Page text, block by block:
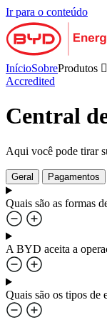
Ir para o conteúdo
InícioSobreProdutos
Accredited
Central
Aqui você pode tirar
Geral Pagamentos
Quais são as formas
A BYD aceita a
Quais são os tipos de